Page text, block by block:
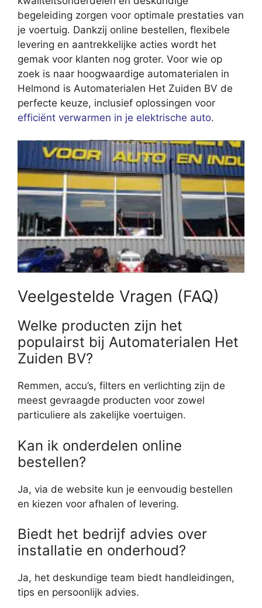
begeleiding zorgen voor optimale prestaties van
je voertuig. Dankzij online bestellen, flexibele
levering en aantrekkelijke acties wordt het
gemak voor klanten nog groter. Voor wie op
zoek is naar hoogwaardige automaterialen in
Helmond is Automaterialen Het Zuiden BV de
perfecte keuze, inclusief oplossingen voor
efficiënt verwarmen in je elektrische auto.
Veelgestelde Vragen (FAQ)
Welke producten zijn het
populairst bij Automaterialen Het
Zuiden BV?
Remmen, accu’s, filters en verlichting zijn de
meest gevraagde producten voor zowel
particuliere als zakelijke voertuigen.
Kan ik onderdelen online
bestellen?
Ja, via de website kun je eenvoudig bestellen
en kiezen voor afhalen of levering.
Biedt het bedrijf advies over
installatie en onderhoud?
Ja, het deskundige team biedt handleidingen,
tips en persoonlijk advies.